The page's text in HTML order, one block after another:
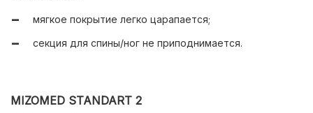
легко моется.
мягкое покрытие легко царапается;
секция для спины/ног не приподнимается.
MIZOMED STANDART 2